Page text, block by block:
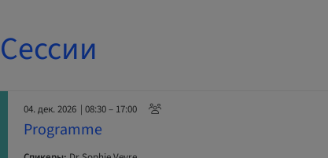
Сессии
04. дек. 2026 | 08:30 – 17:00
Programme